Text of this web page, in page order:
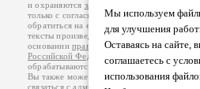
Мы используем
для улучшения
Оставаясь на сайте,
соглашаетесь с
использования
и охраняются законом
. Перепечатка
только с согласия его автора, к которому
обратиться на его авторской странице.
тексты произведений авторы несут
основанииправил публикациии
Российской Федерации
обрабатываются на основанииПолитики
Вы также можете посмотреть более
связаться с администрацией